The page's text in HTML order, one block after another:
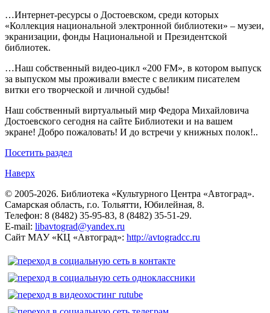
…Интернет-ресурсы о Достоевском, среди которых
«Коллекция национальной электронной библиотеки» – музеи,
экранизации, фонды Национальной и Президентской
библиотек.
…Наш собственный видео-цикл «200 FM», в котором выпуск
за выпуском мы проживали вместе с великим писателем
витки его творческой и личной судьбы!
Наш собственный виртуальный мир Федора Михайловича
Достоевского сегодня на сайте Библиотеки и на вашем
экране! Добро пожаловать! И до встречи у книжных полок!..
Посетить раздел
Наверх
© 2005-2026. Библиотека «Культурного Центра «Автоград».
Самарская область, г.о. Тольятти, Юбилейная, 8.
Телефон: 8 (8482) 35-95-83, 8 (8482) 35-51-29.
E-mail: libavtograd@yandex.ru
Сайт МАУ «КЦ «Автоград»: http://avtogradcc.ru